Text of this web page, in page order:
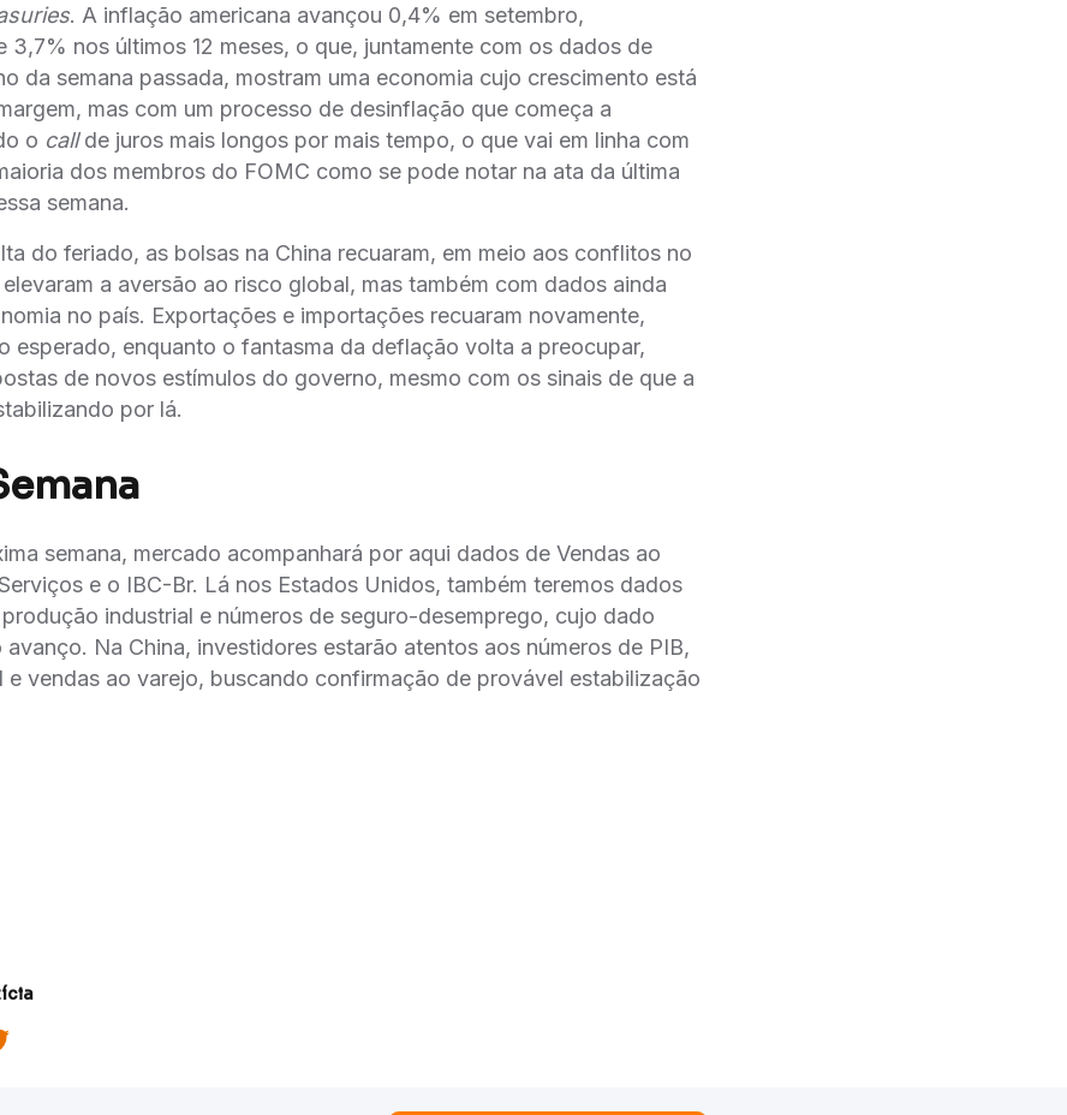
. A inflação americana avançou 0,4% em setembro,
3,7% nos últimos 12 meses, o que, juntamente com os dados de
da semana passada, mostram uma economia cujo crescimento está
mas com um processo de desinflação que começa a
o callde juros mais longos por mais tempo, o que vai em linha com
dos membros do FOMC como se pode notar na ata da última
semana.
do feriado, as bolsas na China recuaram, em meio aos conflitos no
a aversão ao risco global, mas também com dados ainda
no país. Exportações e importações recuaram novamente,
esperado, enquanto o fantasma da deflação volta a preocupar,
de novos estímulos do governo, mesmo com os sinais de que a
por lá.
semana, mercado acompanhará por aqui dados de Vendas ao
e o IBC-Br. Lá nos Estados Unidos, também teremos dados
industrial e números de seguro-desemprego, cujo dado
Na China, investidores estarão atentos aos números de PIB,
e vendas ao varejo, buscando confirmação de provável estabilização